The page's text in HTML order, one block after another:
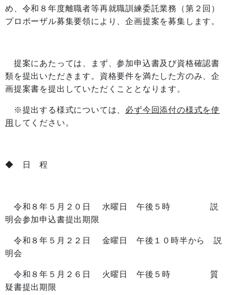
め、令和８年度離職者等再就職訓練委託業務（第２回）
プロポーザル募集要領により、企画提案を募集します。
提案にあたっては、まず、参加申込書及び資格確認書
類を提出いただきます。資格要件を満たした方のみ、企
画提案書を提出していただくこととなります。
※提出する様式については、 必ず今回添付の様式を使
用 してください。
◆ 日 程
令和８年５月２０日 水曜日 午後５時 説
明会参加申込書提出期限
令和８年５月２２日 金曜日 午後１０時半から 説
明会
令和８年５月２６日 火曜日 午後５時 質
疑書提出期限